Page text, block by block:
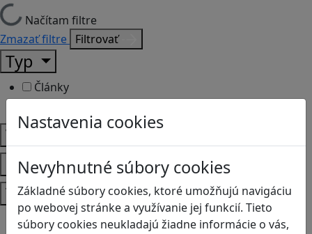
Nastavenia cookies
Nevyhnutné súbory cookies
Základné súbory cookies, ktoré umožňujú navigáciu
po webovej stránke a využívanie jej funkcií. Tieto
súbory cookies neukladajú žiadne informácie o vás,
Načítam filtre
Zmazať filtre Filtrovať
Typ
Články
Recenzie
Vek
Predmety
Témy
Bezpečnosť na internete